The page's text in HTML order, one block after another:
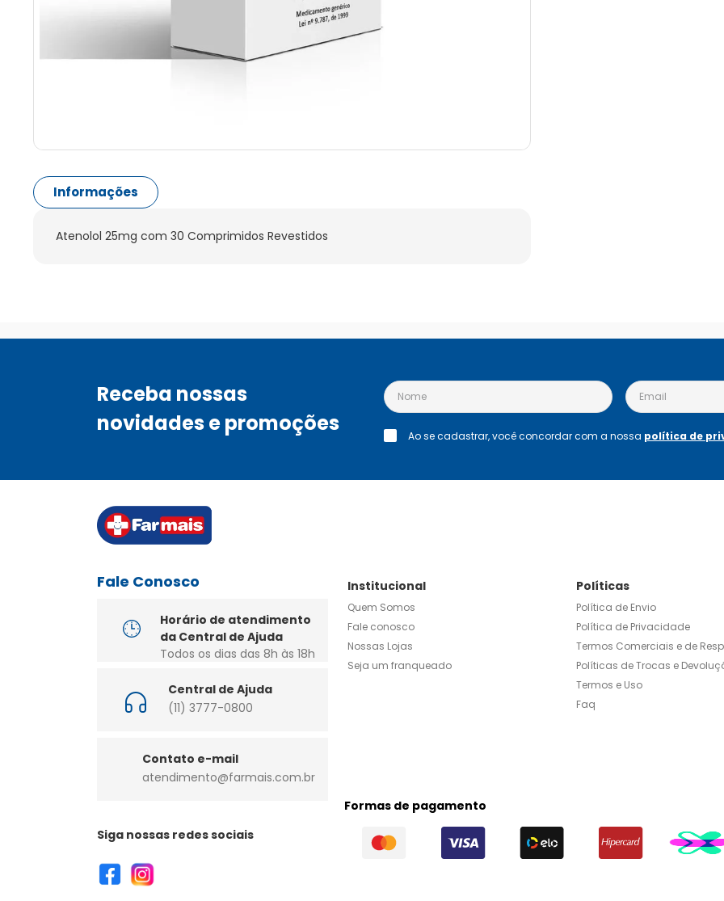
Informações
Atenolol 25mg com 30 Comprimidos Revestidos
Receba nossas
novidades e promoções
Ao se cadastrar, você concordar com a nossa política de
Fale Conosco
Horário de atendimento
da Central de Ajuda
Todos os dias das 8h às 18h
Central de Ajuda
(11) 3777-0800
Contato e-mail
atendimento@farmais.com.br
Siga nossas redes sociais
Institucional
Quem Somos
Fale conosco
Nossas Lojas
Seja um franqueado
Políticas
Política de Envio
Política de Privacidade
Termos Comerciais e de
Políticas de Trocas e
Termos e Uso
Faq
Formas de pagamento